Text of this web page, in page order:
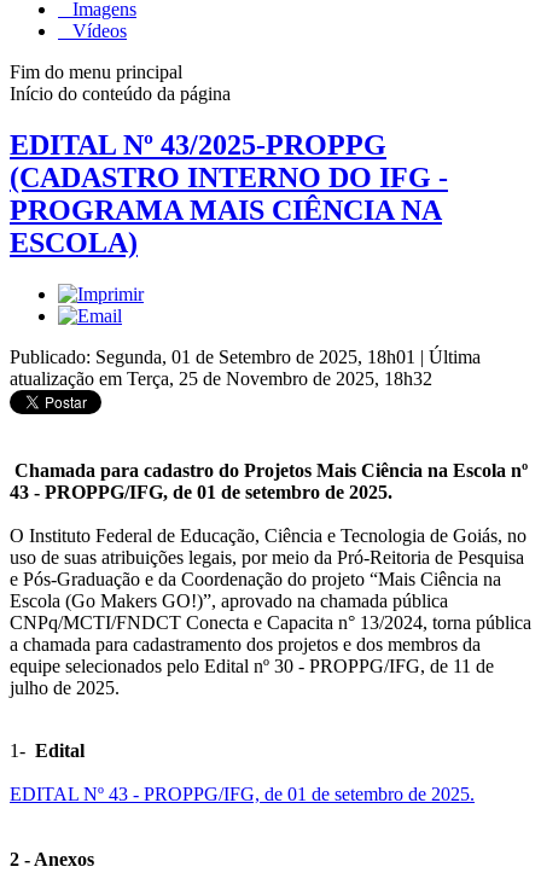
Imagens
Vídeos
Fim do menu principal
Início do conteúdo da página
EDITAL Nº 43/2025-PROPPG
(CADASTRO INTERNO DO IFG -
PROGRAMA MAIS CIÊNCIA NA
ESCOLA)
Publicado: Segunda, 01 de Setembro de 2025, 18h01 | Última
atualização em Terça, 25 de Novembro de 2025, 18h32
Chamada para cadastro do Projetos Mais Ciência na Escola nº
43 - PROPPG/IFG, de 01 de setembro de 2025.
O Instituto Federal de Educação, Ciência e Tecnologia de Goiás, no
uso de suas atribuições legais, por meio da Pró-Reitoria de Pesquisa
e Pós-Graduação e da Coordenação do projeto “Mais Ciência na
Escola (Go Makers GO!)”, aprovado na chamada pública
CNPq/MCTI/FNDCT Conecta e Capacita n° 13/2024, torna pública
a chamada para cadastramento dos projetos e dos membros da
equipe selecionados pelo Edital nº 30 - PROPPG/IFG, de 11 de
julho de 2025.
1- Edital
EDITAL Nº 43 - PROPPG/IFG, de 01 de setembro de 2025.
2 - Anexos